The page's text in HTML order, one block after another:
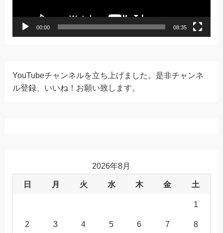
00:00 08:35
YouTubeチャンネルを立ち上げました。是非チャンネ
ル登録、いいね！お願い致します。
2026年8月
日 月 火 水 木 金 土
1
2 3 4 5 6 7 8